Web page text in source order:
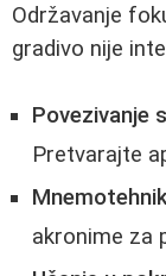
Održavanje
gradivo nije
Povezivanje
Pretvarajte
akronime za